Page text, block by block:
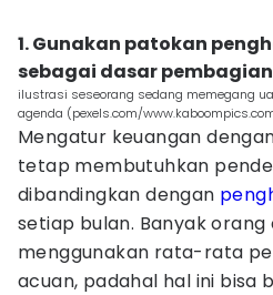
1. Gunakan patokan
sebagai dasar pembagian
ilustrasi seseorang sedang memegang
agenda (pexels.com/
Mengatur keuangan
tetap membutuhkan
dibandingkan dengan
setiap bulan. Banyak
menggunakan rata-rata
acuan, padahal hal ini bisa